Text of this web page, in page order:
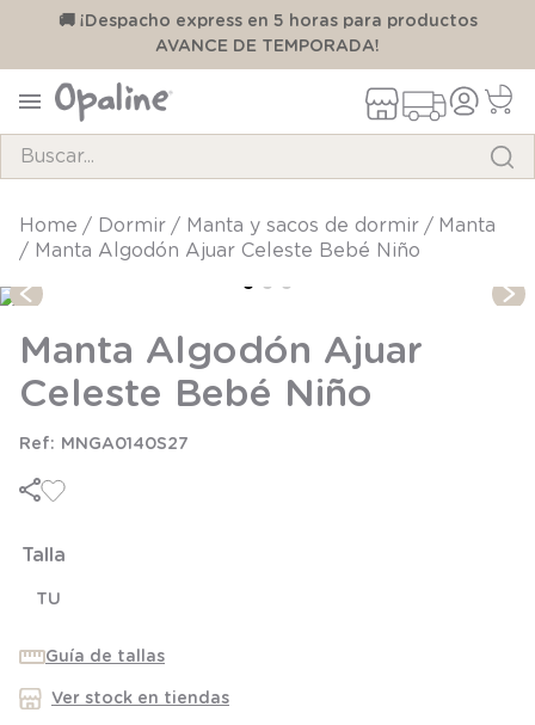
🚚 ¡Despacho express en 5 horas para productos
AVANCE DE TEMPORADA!
dormir manta y sacos de dormir
manta
Manta Algodón Ajuar Celeste Bebé Niño
Manta Algodón Ajuar
Celeste Bebé Niño
MNGA0140S27
Talla
TU
Guía de tallas
Ver stock en tiendas
TÉRMINOS MÁS BUSCADOS
1 .
pijama
3 .
zapatillas
4.
body
5
8.
9.